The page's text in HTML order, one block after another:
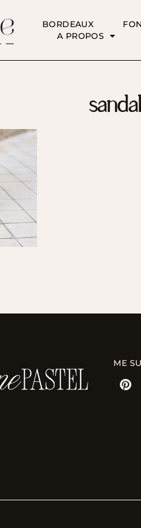
BORDEAUX
A PROPOS
ME